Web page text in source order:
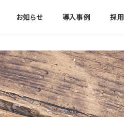
お知らせ 導入事例 採用